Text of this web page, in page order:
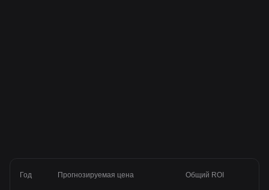
Год Прогнозируемая цена Общий ROI